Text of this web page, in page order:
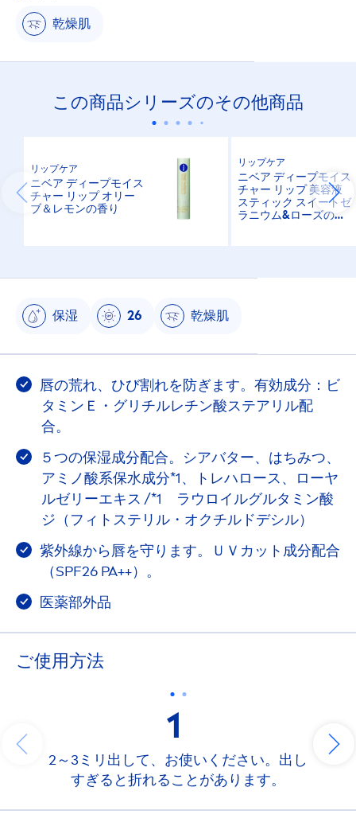
乾燥肌
この商品シリーズのその他商品
リップケア
ニベア ディープモイス
チャー リップ オリー
ブ＆レモンの香り
リップケア
ニベア ディープモイス
チャー リップ 美容液
スティック スイートゼ
ラニウム&ローズの香
保湿 26 乾燥肌
唇の荒れ、ひび割れを防ぎます。有効成分：ビ
タミンＥ・グリチルレチン酸ステアリル配
合。
５つの保湿成分配合。シアバター、はちみつ、
アミノ酸系保水成分*1、トレハロース、ローヤ
ルゼリーエキス /*1 ラウロイルグルタミン酸
ジ（フィトステリル・オクチルドデシル）
紫外線から唇を守ります。ＵＶカット成分配合
（SPF26 PA++）。
医薬部外品
ご使用方法
1
2～3ミリ出して、お使いください。出し
すぎると折れることがあります。